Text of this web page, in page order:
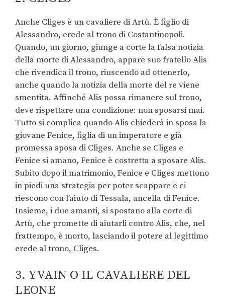
Anche Cliges è un cavaliere di Artù. È figlio di
Alessandro, erede al trono di Costantinopoli.
Quando, un giorno, giunge a corte la falsa notizia
della morte di Alessandro, appare suo fratello Alis
che rivendica il trono, riuscendo ad ottenerlo,
anche quando la notizia della morte del re viene
smentita. Affinché Alis possa rimanere sul trono,
deve rispettare una condizione: non sposarsi mai.
Tutto si complica quando Alis chiederà in sposa la
giovane Fenice, figlia di un imperatore e già
promessa sposa di Cliges. Anche se Cliges e
Fenice si amano, Fenice è costretta a sposare Alis.
Subito dopo il matrimonio, Fenice e Cliges mettono
in piedi una strategia per poter scappare e ci
riescono con l’aiuto di Tessala, ancella di Fenice.
Insieme, i due amanti, si spostano alla corte di
Artù, che promette di aiutarli contro Alis, che, nel
frattempo, è morto, lasciando il potere al legittimo
erede al trono, Cliges.
3. YVAIN O IL CAVALIERE DEL
LEONE